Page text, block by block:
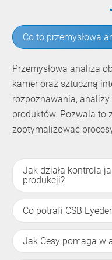
Co to przemysłowa
Przemysłowa analiza
kamer oraz sztuczną
rozpoznawania,
produktów. Pozwala to
zoptymalizować
Jak działa kontrola
produkcji?
Co potrafi CSB
Jak Cesy pomaga w